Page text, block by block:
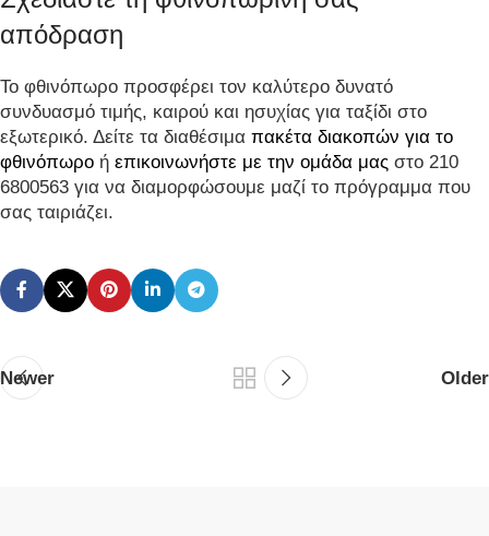
απόδραση
Το φθινόπωρο προσφέρει τον καλύτερο δυνατό
συνδυασμό τιμής, καιρού και ησυχίας για ταξίδι στο
εξωτερικό. Δείτε τα διαθέσιμα πακέτα διακοπών για το
φθινόπωρο ή επικοινωνήστε με την ομάδα μας στο 210
6800563 για να διαμορφώσουμε μαζί το πρόγραμμα που
σας ταιριάζει.
Newer Older